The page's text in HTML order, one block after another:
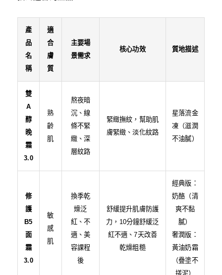
產
品
名
稱
適
合
膚
質
主要場
景需求
核心功效 質地描述
雙
A
醇
晚
霜
3.0
熟
齡
肌
熬夜暗
沉、線
條不緊
緻、深
層紋路
緊緻撫紋，幫助肌
膚緊緻、淡化紋路
星落流金
凍（滋潤
不油膩）
修
護
B5
面
霜
3.0
敏
感
肌
換季乾
燥泛
紅、不
適、美
容課程
後
舒緩提升肌膚防護
力，10分鐘舒緩泛
紅不適、7天改善
乾燥粗糙
經典版：
奶酪（清
爽不黏
膩）
奢潤版：
黃油奶霜
（疊塗不
搓泥）